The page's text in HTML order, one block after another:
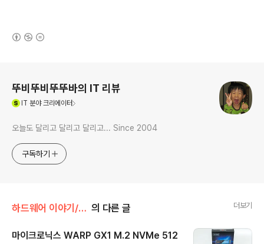
뚜비뚜비뚜뚜바의 IT 리뷰
IT 분야 크리에이터
오늘도 달리고 달리고 달리고... Since 2004
구독하기
하드웨어 이야기/HDD | SSD | 외장 저장장치 의 다른 글 더보기
마이크로닉스 WARP GX1 M.2 NVMe 512